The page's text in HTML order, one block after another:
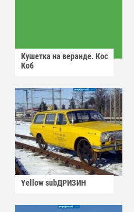
Кушетка на веранде. Кос
Коб
Yellow subДРИЗИН